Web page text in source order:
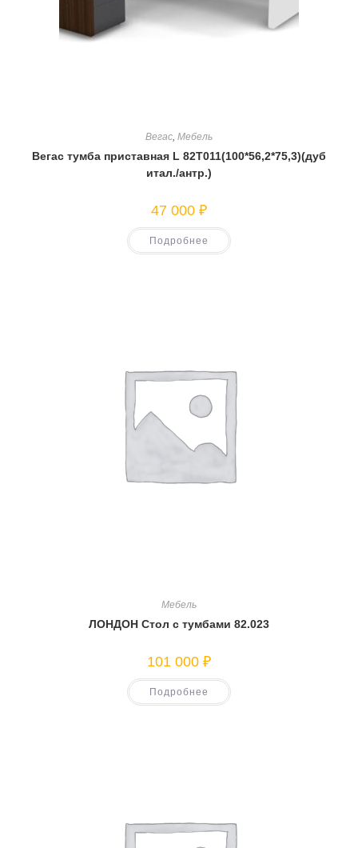
Вегас Мебель
Вегас тумба приставная L 82T011(100*56,2*75,3)(дуб
итал./антр.)
47 000 ₽
Подробнее
Мебель
ЛОНДОН Стол с тумбами 82.023
101 000 ₽
Подробнее